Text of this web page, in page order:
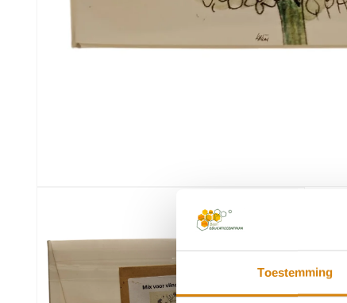
Toestemming
modaal